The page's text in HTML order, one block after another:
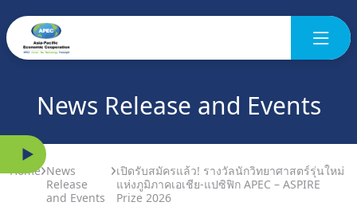
News Release and Events
Home News
Release
and Events
เปิดรับสมัครแล้ว! รางวัลนักวิทยาศาสตร์รุ่นใหม่
แห่งภูมิภาคเอเชีย-แปซิฟิก APEC – ASPIRE
Prize 2026